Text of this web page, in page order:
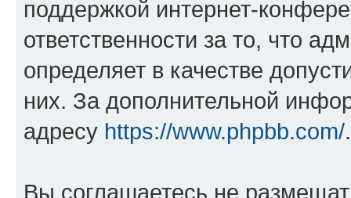
поддержкой интернет-
ответственности за то, что
определяет в качестве
них. За дополнительной
адресу https://www.phpbb.com/.
Вы соглашаетесь не